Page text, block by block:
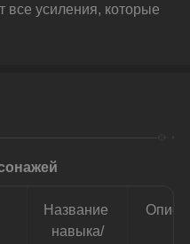
все усиления, которые
Название
навыка/